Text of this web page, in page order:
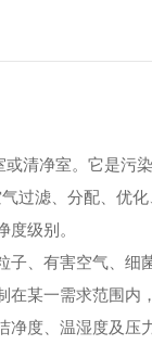
或清净室。它是污
过滤、分配、优
级别。
有害空气、细
某一需求范围
度、温湿度及压